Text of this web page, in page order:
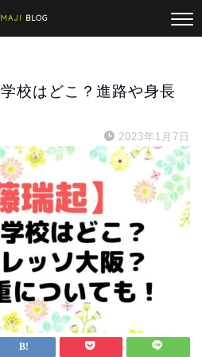
MAJI BLOG
校はどこ？進路や身長
2023年1月7日